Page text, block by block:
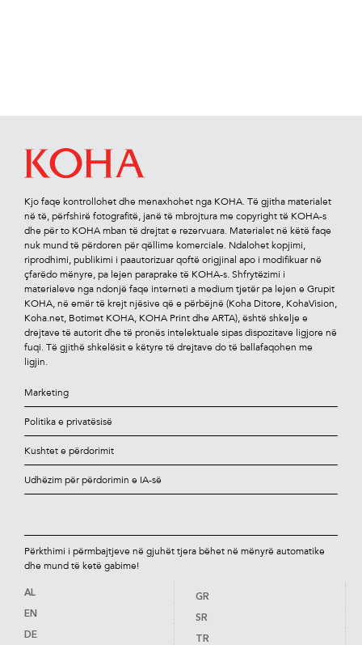
Kjo faqe kontrollohet dhe menaxhohet nga KOHA. Të gjitha materialet
në të, përfshirë fotograﬁtë, janë të mbrojtura me copyright të KOHA-s
dhe për to KOHA mban të drejtat e rezervuara. Materialet në këtë faqe
nuk mund të përdoren për qëllime komerciale. Ndalohet kopjimi,
riprodhimi, publikimi i paautorizuar qoftë origjinal apo i modiﬁkuar në
çfarëdo mënyre, pa lejen paraprake të KOHA-s. Shfrytëzimi i
materialeve nga ndonjë faqe interneti a medium tjetër pa lejen e Grupit
KOHA, në emër të krejt njësive që e përbëjnë (Koha Ditore, KohaVision,
Koha.net, Botimet KOHA, KOHA Print dhe ARTA), është shkelje e
drejtave të autorit dhe të pronës intelektuale sipas dispozitave ligjore në
fuqi. Të gjithë shkelësit e këtyre të drejtave do të ballafaqohen me
ligjin.
Marketing
Politika e privatësisë
Kushtet e përdorimit
Udhëzim për përdorimin e IA-së
Përkthimi i përmbajtjeve në gjuhët tjera bëhet në mënyrë automatike
dhe mund të ketë gabime!
AL
EN
DE
GR
SR
TR